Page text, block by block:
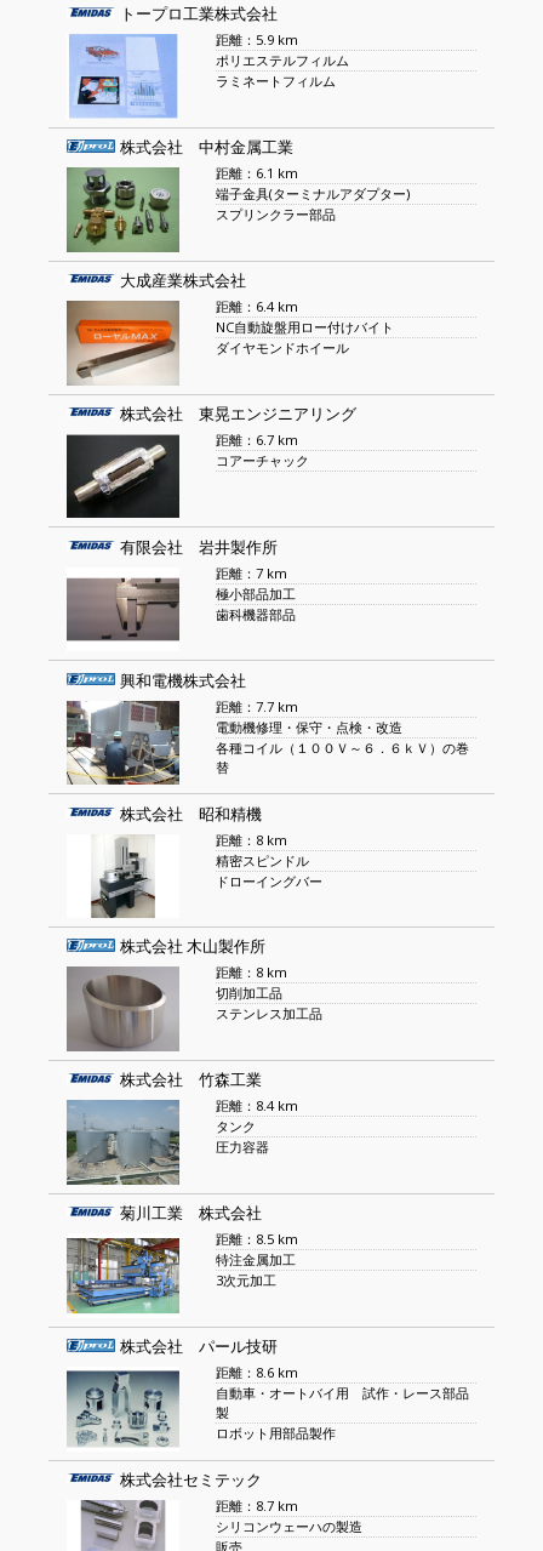
トープロ工業株式会社
距離：5.9 km
ポリエステルフィルム
ラミネートフィルム
株式会社 中村金属工業
距離：6.1 km
端子金具(ターミナルアダプター)
スプリンクラー部品
大成産業株式会社
距離：6.4 km
NC自動旋盤用ロー付けバイト
ダイヤモンドホイール
株式会社 東晃エンジニアリング
距離：6.7 km
コアーチャック
有限会社 岩井製作所
距離：7 km
極小部品加工
歯科機器部品
興和電機株式会社
距離：7.7 km
電動機修理・保守・点検・改造
各種コイル（１００Ｖ～６．６ｋＶ）の巻
替
株式会社 昭和精機
距離：8 km
精密スピンドル
ドローイングバー
株式会社 木山製作所
距離：8 km
切削加工品
ステンレス加工品
株式会社 竹森工業
距離：8.4 km
タンク
圧力容器
菊川工業 株式会社
距離：8.5 km
特注金属加工
3次元加工
株式会社 パール技研
距離：8.6 km
自動車・オートバイ用 試作・レース部品
製
ロボット用部品製作
株式会社セミテック
距離：8.7 km
シリコンウェーハの製造
販売